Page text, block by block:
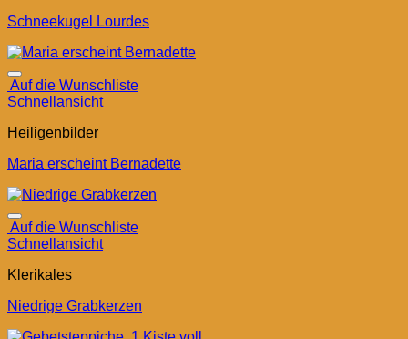
Schneekugel Lourdes
Auf die Wunschliste
Schnellansicht
Heiligenbilder
Maria erscheint Bernadette
Auf die Wunschliste
Schnellansicht
Klerikales
Niedrige Grabkerzen